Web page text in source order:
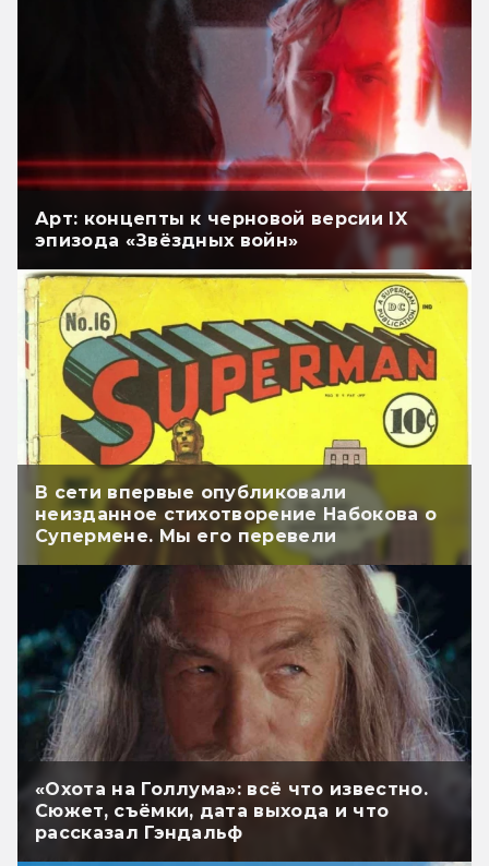
Арт: концепты к черновой версии IX
эпизода «Звёздных войн»
В сети впервые опубликовали
неизданное стихотворение Набокова о
Супермене. Мы его перевели
«Охота на Голлума»: всё что известно.
Сюжет, съёмки, дата выхода и что
рассказал Гэндальф